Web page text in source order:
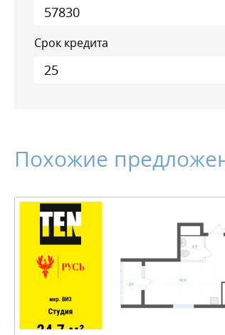
Срок кредита
Похожие